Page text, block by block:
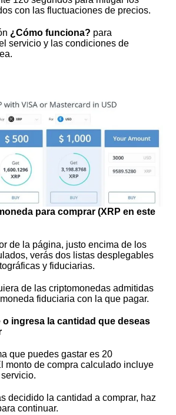
con las fluctuaciones de precios.
¿Cómo funciona? para
servicio y las condiciones de
para comprar (XRP en este
de la página, justo encima de los
verás dos listas desplegables
y fiduciarias.
de las criptomonedas admitidas
fiduciaria con la que pagar.
o ingresa la cantidad que deseas
que puedes gastar es 20
monto de compra calculado incluye
decidido la cantidad a comprar, haz
continuar.